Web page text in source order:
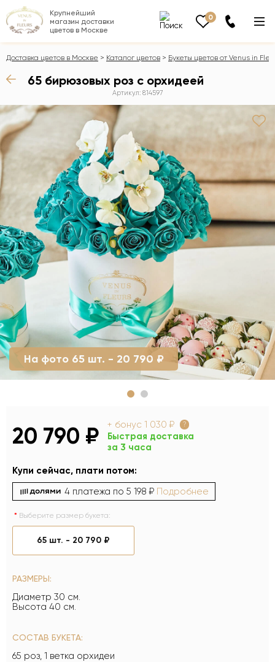
Крупнейший
магазин доставки
цветов в Москве
0
Доставка цветов в Москве Каталог цветов Букеты цветов от Venus in
65 бирюзовых роз с орхидеей
Артикул: 814597
На фото 65 шт. - 20 790 ₽
20 790 ₽ + бонус 1 030 ₽ ?
Быстрая доставка
за 3 часа
Купи сейчас, плати потом:
4 платежа по 5 198 ₽ Подробнее
Выберите размер букета:
65 шт. - 20 790 ₽
РАЗМЕРЫ:
Диаметр 30 см.
Высота 40 см.
СОСТАВ БУКЕТА:
65 роз, 1 ветка орхидеи